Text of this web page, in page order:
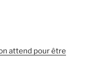
attend pour être